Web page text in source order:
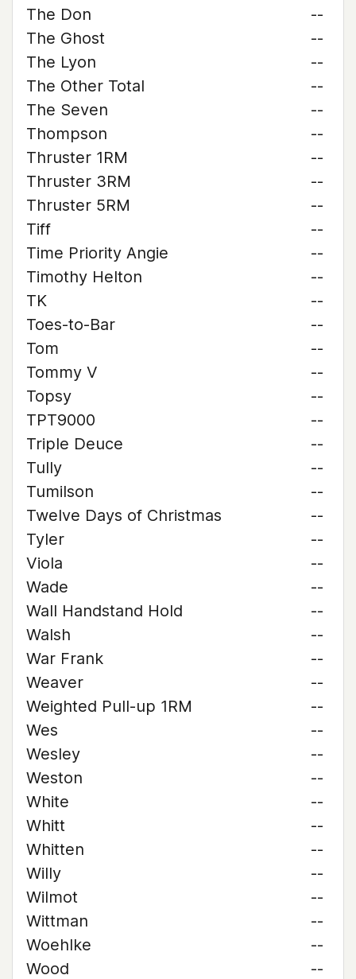
The Don
--
The Ghost
--
The Lyon
--
The Other Total
--
The Seven
--
Thompson
--
Thruster 1RM
--
Thruster 3RM
--
Thruster 5RM
--
Tiff
--
Time Priority Angie
--
Timothy Helton
--
TK
--
Toes-to-Bar
--
Tom
--
Tommy V
--
Topsy
--
TPT9000
--
Triple Deuce
--
Tully
--
Tumilson
--
Twelve Days of Christmas
--
Tyler
--
Viola
--
Wade
--
Wall Handstand Hold
--
Walsh
--
War Frank
--
Weaver
--
Weighted Pull-up 1RM
--
Wes
--
Wesley
--
Weston
--
White
--
Whitt
--
Whitten
--
Willy
--
Wilmot
--
Wittman
--
Woehlke
--
Wood
--